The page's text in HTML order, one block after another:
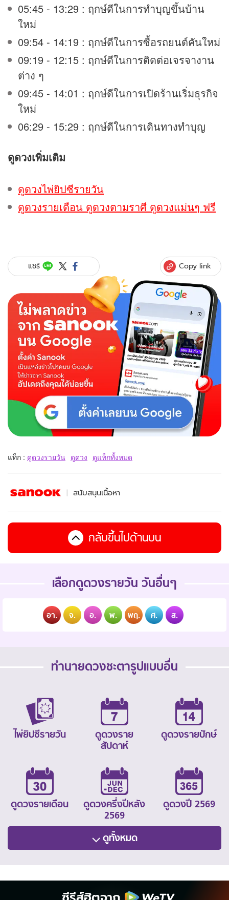
05:45 - 13:29 : ฤกษ์ดีในการทำบุญขึ้นบ้าน
ใหม่
09:54 - 14:19 : ฤกษ์ดีในการซื้อรถยนต์คันใหม่
09:19 - 12:15 : ฤกษ์ดีในการติดต่อเจรจางาน
ต่าง ๆ
09:45 - 14:01 : ฤกษ์ดีในการเปิดร้านเริ่มธุรกิจ
ใหม่
06:29 - 15:29 : ฤกษ์ดีในการเดินทางทำบุญ
ดูดวงเพิ่มเติม
ดูดวงไพ่ยิปซีรายวัน
ดูดวงรายเดือน ดูดวงตามราศี ดูดวงแม่นๆ ฟรี
แชร์ Copy link
แท็ก : ดูดวงรายวัน ดูดวง ดูแท็กทั้งหมด
สนับสนุนเนื้อหา
กลับขึ้นไปด้านบน
เลือกดูดวงรายวัน วันอื่นๆ
อา. จ. อ. พ. พฤ. ศ. ส.
ทำนายดวงชะตารูปแบบอื่น
ไพ่ยิปซีรายวัน
ดูดวงราย
สัปดาห์
ดูดวงรายปักษ์
ดูดวงรายเดือน
ดูดวงครึ่งปีหลัง
2569
ดูดวงปี 2569
ดูทั้งหมด